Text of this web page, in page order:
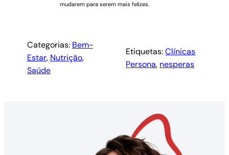
mudarem para serem mais felizes.
Categorias: Bem-
Estar, Nutrição,
Saúde
Etiquetas:Clínicas
Persona, nesperas